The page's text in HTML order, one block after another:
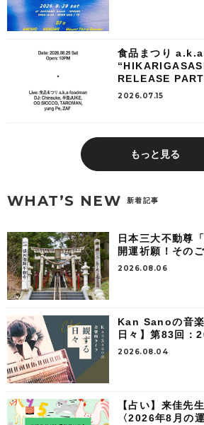
食品まつり
RELEASE
2026.07.15
もっと見る
WHAT’S NEW 新着記事
日本三大不動尊
開運祈願！その
2026.08.06
Kan Sanoの音
日々】第83回：
2026.08.04
【占い】来佳先
〈2026年8月の運